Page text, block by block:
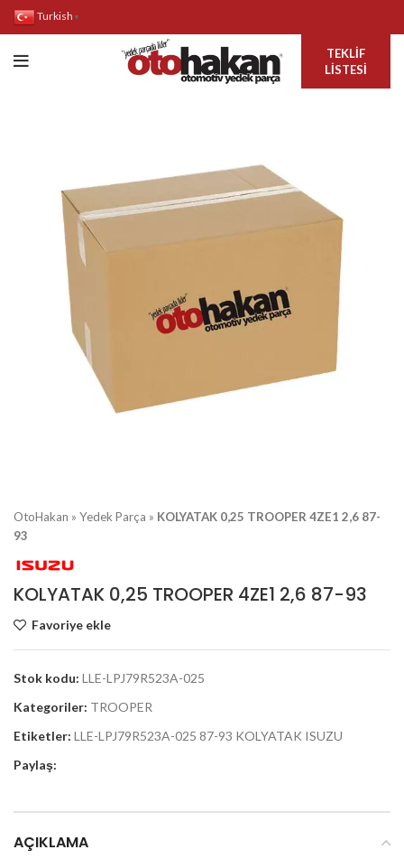
Turkish ▼
TEKLIF
LISTESI
OtoHakan » Yedek Parça » KOLYATAK 0,25 TROOPER 4ZE1 2,6 87-
93
KOLYATAK 0,25 TROOPER 4ZE1 2,6 87-93
Favoriye ekle
Stok kodu: LLE-LPJ79R523A-025
Kategoriler: TROOPER
Etiketler: LLE-LPJ79R523A-025 87-93 KOLYATAK ISUZU
Paylaş:
AÇIKLAMA